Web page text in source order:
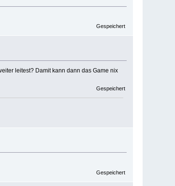
Gespeichert
leitest? Damit kann dann das Game nix
Gespeichert
Gespeichert